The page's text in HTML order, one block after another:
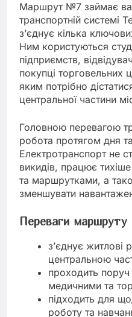
Маршрут №7 займає
транспортній системі
з’єднує кілька
Ним користуються
підприємств,
покупці торговельних
яким потрібно
центральної частини
Головною перевагою
робота протягом дня та
Електротранспорт не
викидів, працює
та маршрутками, а
зменшувати
Переваги маршруту
з’єднує
центральною
проходить поруч
медичними та
підходить для
роботу та